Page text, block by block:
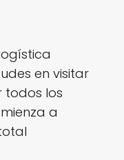
en visitar
todos los
a